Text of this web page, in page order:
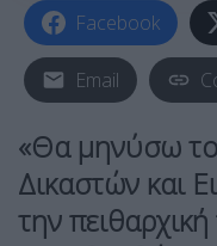
Facebook
Email
«Θα μηνύσω
Δικαστών και
την